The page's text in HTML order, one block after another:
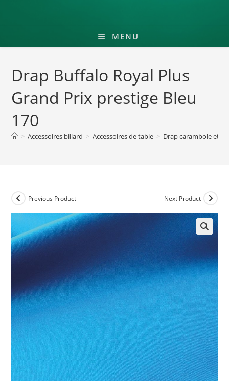
MENU
Drap Buffalo Royal Plus
Grand Prix prestige Bleu
170
> Accessoires billard > Accessoires de table > Drap carambole et
Previous Product Next Product